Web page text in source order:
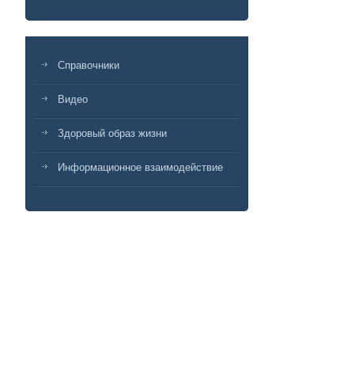
Справочники
Видео
Здоровый образ жизни
Информационное взаимодействие